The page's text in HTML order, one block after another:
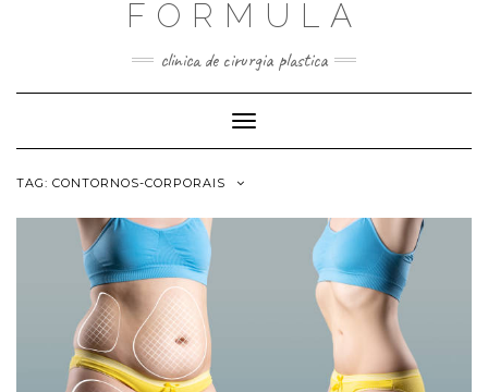
FORMULA
clinica de cirurgia plastica
Toggle
Navigation
TAG: CONTORNOS-CORPORAIS